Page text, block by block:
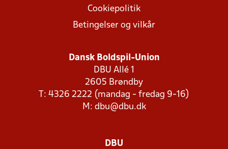
Cookiepolitik
Betingelser og vilkår
Dansk Boldspil-Union
DBU Allé 1
2605 Brøndby
T: 4326 2222 (mandag - fredag 9-16)
M: dbu@dbu.dk
DBU